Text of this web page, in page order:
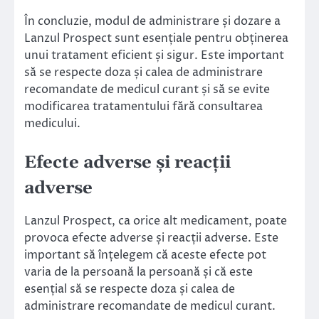
În concluzie, modul de administrare și dozare a
Lanzul Prospect sunt esențiale pentru obținerea
unui tratament eficient și sigur. Este important
să se respecte doza și calea de administrare
recomandate de medicul curant și să se evite
modificarea tratamentului fără consultarea
medicului.
Efecte adverse și reacții
adverse
Lanzul Prospect, ca orice alt medicament, poate
provoca efecte adverse și reacții adverse. Este
important să înțelegem că aceste efecte pot
varia de la persoană la persoană și că este
esențial să se respecte doza și calea de
administrare recomandate de medicul curant.